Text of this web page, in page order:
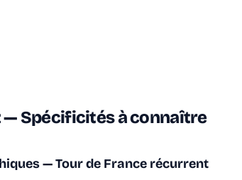
— Spécificités à connaître
— Tour de France récurrent